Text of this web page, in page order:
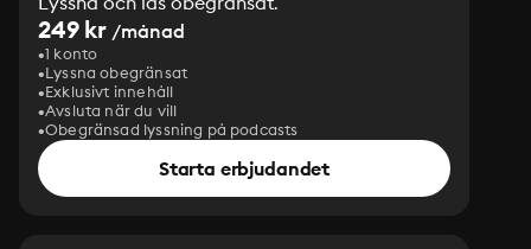
249 kr /månad
1 konto
Lyssna obegränsat
Exklusivt innehåll
Avsluta när du vill
Obegränsad lyssning på podcasts
Starta erbjudandet